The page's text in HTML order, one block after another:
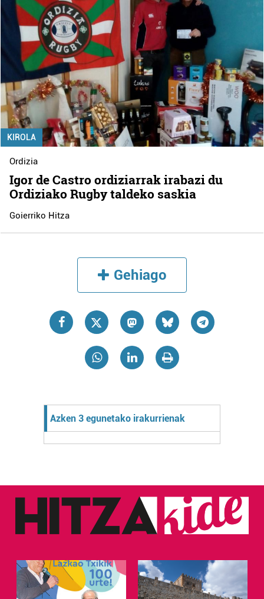
KIROLA
Ordizia
Igor de Castro ordiziarrak irabazi du
Ordiziako Rugby taldeko saskia
Goierriko Hitza
Gehiago
Azken 3 egunetako irakurrienak